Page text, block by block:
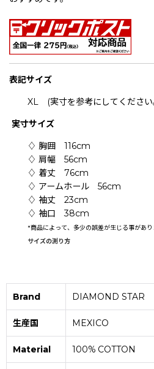
表記サイズ
XL (実寸を参考にしてください
実寸サイズ
♢ 胸囲 116cm
♢ 肩幅 56cm
♢ 着丈 76cm
♢ アームホール 56cm
♢ 袖丈 23cm
♢ 袖口 38cm
*商品によって、多少の誤差が生じる事があり
サイズの測り方
Brand DIAMOND STAR
生産国 MEXICO
Material 100% COTTON